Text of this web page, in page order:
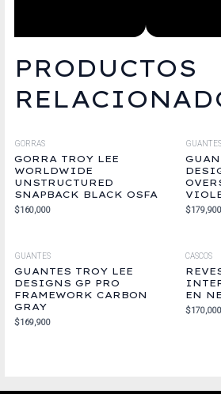
PRODUCTOS
GORRAS
GORRA TROY LEE
WORLDWIDE
UNSTRUCTURED
SNAPBACK BLACK OSFA
$160,000
GUANTES
$179,900
GUANTES
GUANTES TROY LEE
DESIGNS GP PRO
FRAMEWORK CARBON
GRAY
$169,900
CASCOS
EN
$170,000